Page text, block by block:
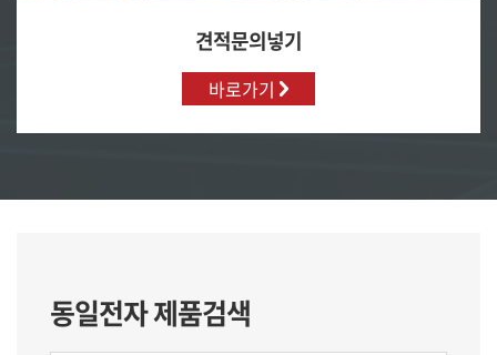
견적문의넣기
바로가기
동일전자 제품검색